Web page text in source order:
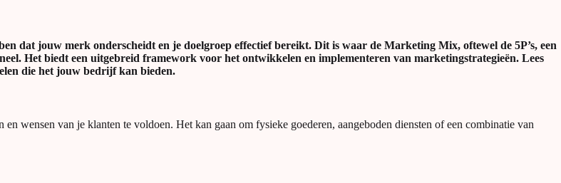
dat jouw merk onderscheidt en je doelgroep effectief bereikt. Dit is waar de Marketing Mix, oftewel de 5P’s, een
Het biedt een uitgebreid framework voor het ontwikkelen en implementeren van marketingstrategieën. Lees
die het jouw bedrijf kan bieden.
wensen van je klanten te voldoen. Het kan gaan om fysieke goederen, aangeboden diensten of een combinatie van